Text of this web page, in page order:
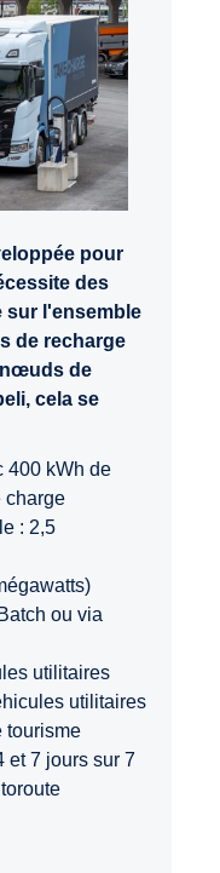
pour
des
sur l'ensemble
de recharge
de
cela se
400 kWh de
charge
: 2,5
ou via
utilitaires
utilitaires
tourisme
et 7 jours sur 7